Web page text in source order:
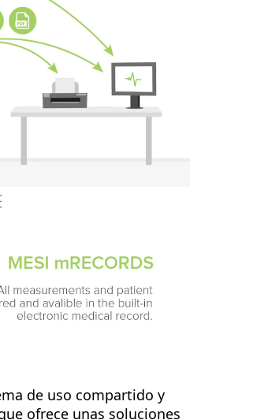
de uso compartido y
ofrece unas soluciones